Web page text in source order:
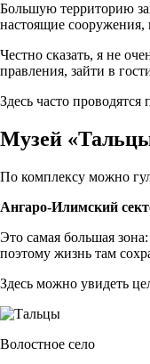
Большую территорию
настоящие
Честно сказать, я не
правления, зайти в
Здесь часто
Музей
По комплексу можно
Ангаро-Илимский
Это самая большая
поэтому жизнь там
Здесь можно увидеть
Волостное село